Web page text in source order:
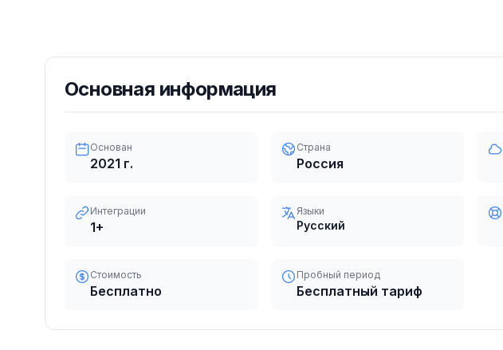
Основная информация
Основан
2021 г.
Страна
Россия
Интеграции
1+
Языки
Русский
Стоимость
Бесплатно
Пробный период
Бесплатный тариф